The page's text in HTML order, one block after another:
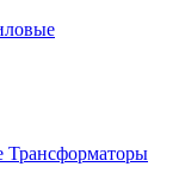
Трансформаторы